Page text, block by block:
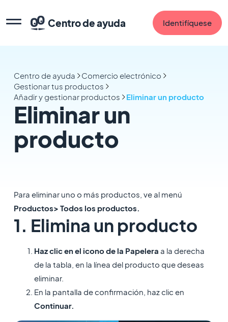
Centro de ayuda Identifíquese
Centro de ayuda
Comercio electrónico
Gestionar tus productos
Añadir y gestionar productos
Eliminar un producto
Eliminar un
producto
Para eliminar uno o más productos, ve al menú
Productos> Todos los productos.
1. Elimina un producto
Haz clic en el icono de la Papelera a la derecha
de la tabla, en la línea del producto que deseas
eliminar.
En la pantalla de confirmación, haz clic en
Continuar.